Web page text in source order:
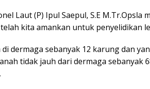
Laut (P) Ipul Saepul, S.E M.Tr.Opsla
kita amankan untuk penyelidikan
dermaga sebanyak 12 karung dan
tidak jauh dari dermaga sebanyak